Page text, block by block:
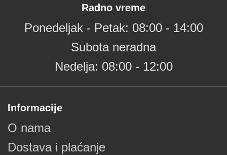
Radno vreme
Ponedeljak - Petak: 08:00 - 14:00
Subota neradna
Nedelja: 08:00 - 12:00
Informacije
O nama
Dostava i plaćanje